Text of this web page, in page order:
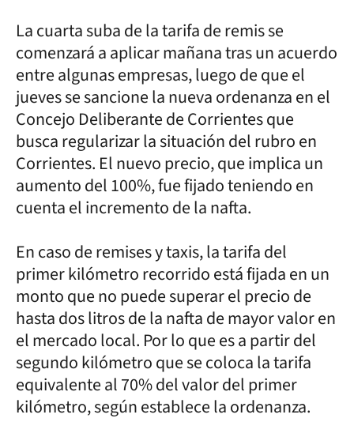
La cuarta suba de la tarifa de remis se
comenzará a aplicar mañana tras un acuerdo
entre algunas empresas, luego de que el
jueves se sancione la nueva ordenanza en el
Concejo Deliberante de Corrientes que
busca regularizar la situación del rubro en
Corrientes. El nuevo precio, que implica un
aumento del 100%, fue fijado teniendo en
cuenta el incremento de la nafta.
En caso de remises y taxis, la tarifa del
primer kilómetro recorrido está fijada en un
monto que no puede superar el precio de
hasta dos litros de la nafta de mayor valor en
el mercado local. Por lo que es a partir del
segundo kilómetro que se coloca la tarifa
equivalente al 70% del valor del primer
kilómetro, según establece la ordenanza.